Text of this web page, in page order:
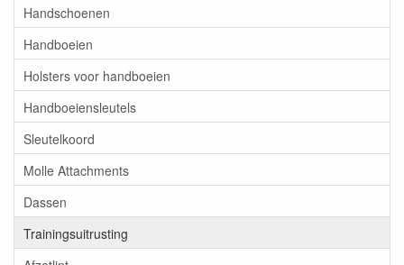
Handschoenen
Handboeien
Holsters voor handboeien
Handboeiensleutels
Sleutelkoord
Molle Attachments
Dassen
Trainingsuitrusting